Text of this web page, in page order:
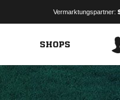
Vermarktungspartner:
SHOPS